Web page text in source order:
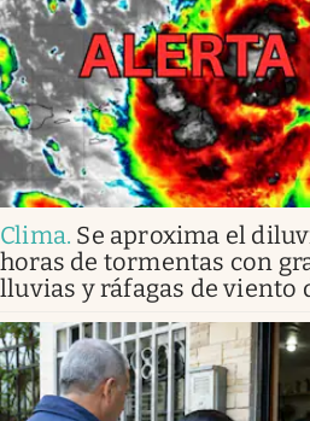
Clima. Se aproxima el
horas de tormentas con
lluvias y ráfagas de viento